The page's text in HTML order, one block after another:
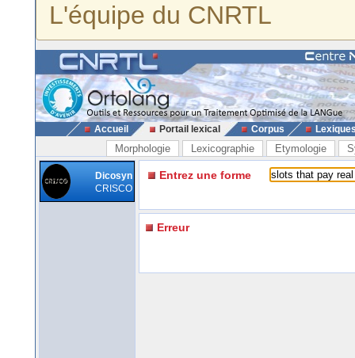
L'équipe du CNRTL
Accueil Portail lexical Corpus
Morphologie Lexicographie Etymologie
Dicosyn
CRISCO
Entrez une forme
Erreur